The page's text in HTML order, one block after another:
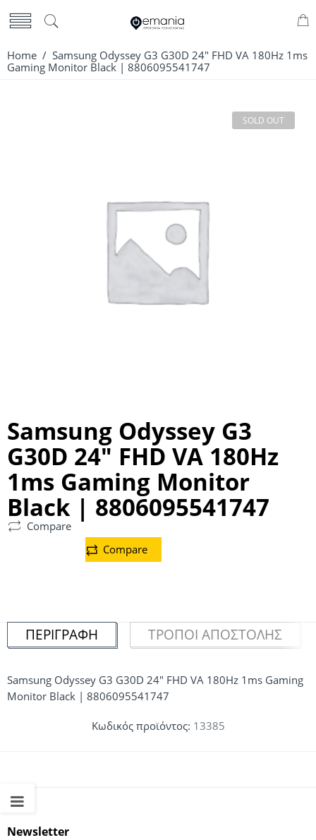
Home / Samsung Odyssey G3 G30D 24″ FHD VA 180Hz 1ms
Gaming Monitor Black | 8806095541747
SOLD OUT
Samsung Odyssey G3
G30D 24″ FHD VA 180Hz
1ms Gaming Monitor
Black | 8806095541747
Compare
Compare
ΠΕΡΙΓΡΑΦΉ ΤΡΌΠΟΙ ΑΠΟΣΤΟΛΉΣ
Samsung Odyssey G3 G30D 24″ FHD VA 180Hz 1ms Gaming
Monitor Black | 8806095541747
Κωδικός προϊόντος: 13385
Newsletter